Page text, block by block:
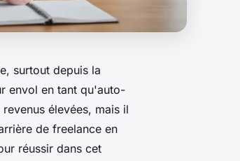
surtout depuis la
envol en tant qu'auto-
élevées, mais il
de freelance en
réussir dans cet